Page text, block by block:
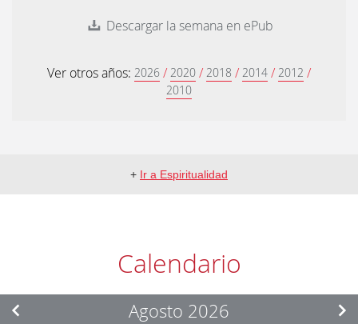
Descargar la semana en ePub
Ver otros años: 2026 / 2020 / 2018 / 2014 / 2012 /
2010
+ Ir a Espiritualidad
Calendario
Agosto 2026